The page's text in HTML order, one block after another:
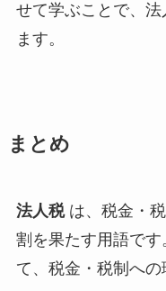
せて学ぶことで、
ます。
まとめ
法人税は、税金・
割を果たす用語です
て、税金・税制への